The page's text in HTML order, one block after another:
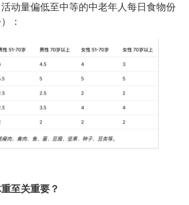
动量偏低至中等的中老年人每日食物份
：
至关重要？